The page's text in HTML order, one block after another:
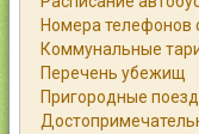
Каталог
Справочник
Номера телефонов
Коммунальные
Перечень убежищ
Пригородные